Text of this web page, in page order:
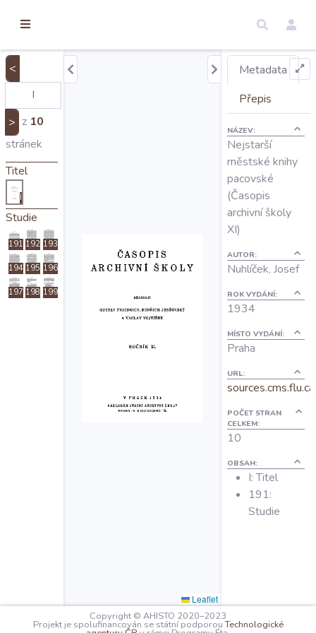
Úvod
Edice
Mapy
<
> z 10
stránek
Titel
I
Studie
191 192 193
194 195 196
197 198 199
Leaflet
Metadata
Přepis
NÁZEV:
Nejstarší
městské knihy
pacovské
(Časopis
archivní školy
XI)
AUTOR:
Nuhlíček, Josef
ROK VYDÁNÍ:
1934
MÍSTO VYDÁNÍ:
Praha
URL:
POČET STRAN
CELKEM:
10
OBSAH:
I: Titel
191:
Studie
Copyright © AHISTO 2020–2023
Projekt je spolufinancován se státní podporouTechnologické